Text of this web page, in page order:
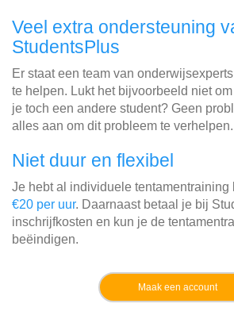
Veel extra ondersteuning
StudentsPlus
Er staat een team van
te helpen. Lukt het bijvoorbeeld niet om
je toch een andere student? Geen
alles aan om dit probleem te verhelpen.
Niet duur en flexibel
Je hebt al individuele tentamentraining
€20 per uur. Daarnaast betaal je bij
inschrijfkosten en kun je de
beëindigen.
Maak een account